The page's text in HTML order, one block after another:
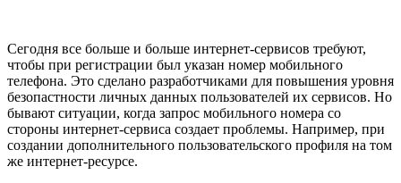
Сегодня все больше и больше интернет-сервисов требуют,
чтобы при регистрации был указан номер мобильного
телефона. Это сделано разработчиками для повышения уровня
безопастности личных данных пользователей их сервисов. Но
бывают ситуации, когда запрос мобильного номера со
стороны интернет-сервиса создает проблемы. Например, при
создании дополнительного пользовательского профиля на том
же интернет-ресурсе.